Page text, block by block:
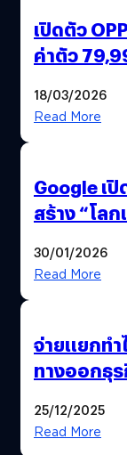
เปิดตัว
ค่าตัว
18/03/2026
Read More
Google เปิ
สร้าง “โล
30/01/2026
Read More
จ่ายแยกทำ
ทางออกธุร
25/12/2025
Read More